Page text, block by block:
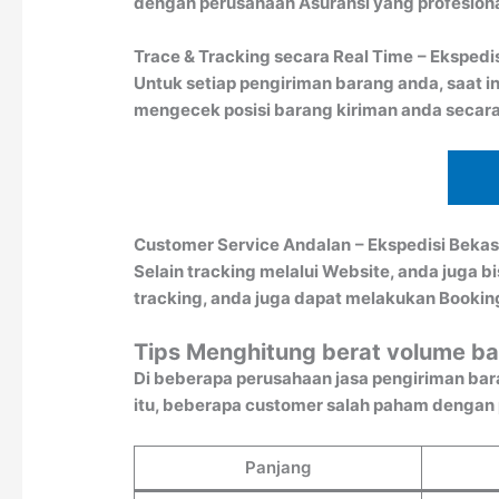
Trace & Tracking secara Real Time –
Untuk setiap pengiriman barang anda, saat
mengecek posisi barang kiriman anda
Customer Service Andalan – Ekspedisi
Selain tracking melalui Website, anda juga
tracking, anda juga dapat melakukan
Tips Menghitung berat volume
Di beberapa perusahaan jasa pengiriman
itu, beberapa customer salah paham
Panjang